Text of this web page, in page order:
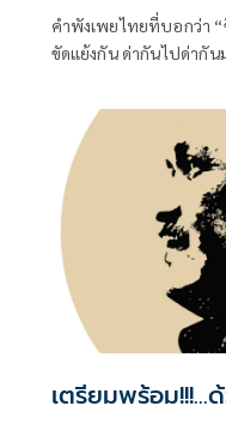
คำพังเพยไทยที่บอกว่า “
ขัดแย้งกัน ด่ากันไปด่ากัน
หลายอย่างที่ไม่ดี
เตรียมพร้อม